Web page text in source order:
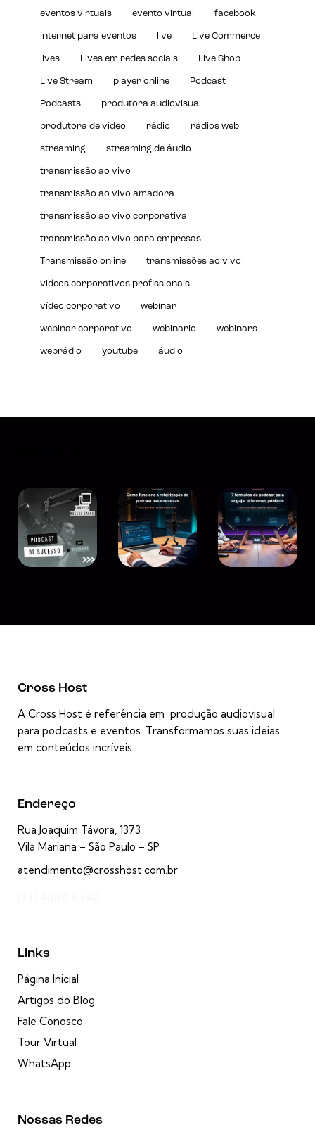
eventos virtuais evento virtual facebook
internet para eventos live Live Commerce
lives Lives em redes sociais Live Shop
Live Stream player online Podcast
Podcasts produtora audiovisual
produtora de vídeo rádio rádios web
streaming streaming de áudio
transmissão ao vivo
transmissão ao vivo amadora
transmissão ao vivo corporativa
transmissão ao vivo para empresas
Transmissão online transmissões ao vivo
videos corporativos profissionais
vídeo corporativo webinar
webinar corporativo webinario webinars
webrádio youtube áudio
Cross Host
A Cross Host é referência em produção audiovisual
para podcasts e eventos. Transformamos suas ideias
em conteúdos incríveis.
Endereço
Rua Joaquim Távora, 1373
Vila Mariana – São Paulo – SP
atendimento@crosshost.com.br
Links
Página Inicial
Artigos do Blog
Fale Conosco
Tour Virtual
WhatsApp
Nossas Redes